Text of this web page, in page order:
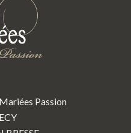
Passion